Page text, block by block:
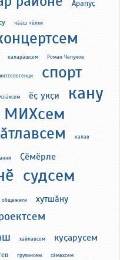
Арапуҫ
чӑаш чӗлхи
каларӑшсем Роман Чепунов
инттелегенци спорт
ӗҫ укҫи кану
МИХсем
калав
Ҫӗмӗрле
судсем
общежити хутшӑну
хайлавсем куҫарусем
грузинсем сӑмахсем